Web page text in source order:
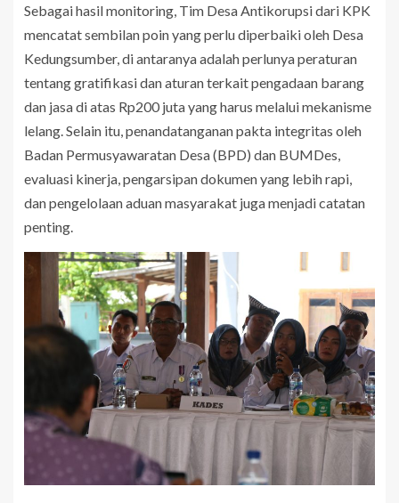
Sebagai hasil monitoring, Tim Desa Antikorupsi dari KPK
mencatat sembilan poin yang perlu diperbaiki oleh Desa
Kedungsumber, di antaranya adalah perlunya peraturan
tentang gratifikasi dan aturan terkait pengadaan barang
dan jasa di atas Rp200 juta yang harus melalui mekanisme
lelang. Selain itu, penandatanganan pakta integritas oleh
Badan Permusyawaratan Desa (BPD) dan BUMDes,
evaluasi kinerja, pengarsipan dokumen yang lebih rapi,
dan pengelolaan aduan masyarakat juga menjadi catatan
penting.